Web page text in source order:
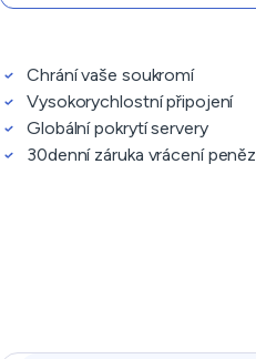
Chrání vaše soukromí
Vysokorychlostní připojení
Globální pokrytí servery
30denní záruka vrácení peněz